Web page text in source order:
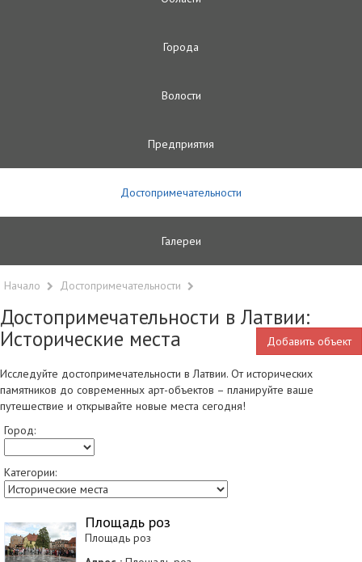
Городa
Волости
Предприятия
Достопримечательности
Галереи
Начало Достопримечательности
Достопримечательности в Латвии:
Исторические места
Добавить объект
Исследуйте достопримечательности в Латвии. От исторических
памятников до современных арт-объектов – планируйте ваше
путешествие и открывайте новые места сегодня!
Город:
Категории:
Площадь роз
Площадь роз